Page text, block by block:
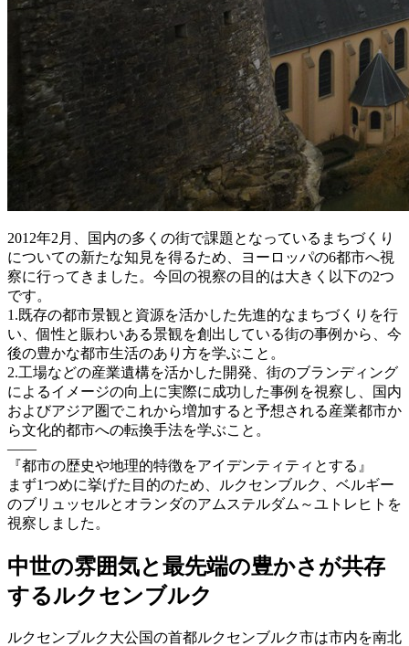
2012年2月、国内の多くの街で課題となっているまちづくり
についての新たな知見を得るため、ヨーロッパの6都市へ視
察に行ってきました。今回の視察の目的は大きく以下の2つ
です。
1.既存の都市景観と資源を活かした先進的なまちづくりを行
い、個性と賑わいある景観を創出している街の事例から、今
後の豊かな都市生活のあり方を学ぶこと。
2.工場などの産業遺構を活かした開発、街のブランディング
によるイメージの向上に実際に成功した事例を視察し、国内
およびアジア圏でこれから増加すると予想される産業都市か
ら文化的都市への転換手法を学ぶこと。
——
『都市の歴史や地理的特徴をアイデンティティとする』
まず1つめに挙げた目的のため、ルクセンブルク、ベルギー
のブリュッセルとオランダのアムステルダム～ユトレヒトを
視察しました。
中世の雰囲気と最先端の豊かさが共存
するルクセンブルク
ルクセンブルク大公国の首都ルクセンブルク市は市内を南北